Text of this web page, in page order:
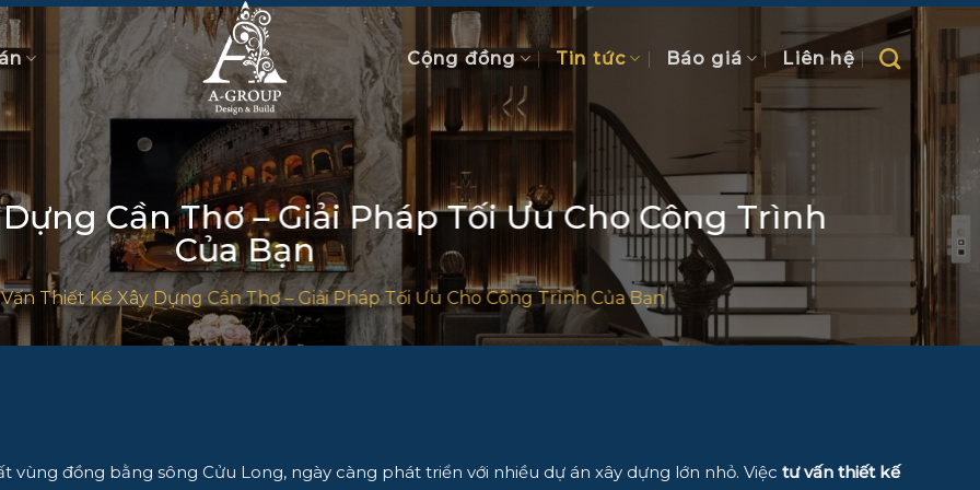
Cộng đồng Tin tức Báo giá Liên hệ
Cần Thơ – Giải Pháp Tối Ưu Cho Công Trình
Của Bạn
Thiết Kế Xây Dựng Cần Thơ – Giải Pháp Tối Ưu Cho Công Trình Của Bạn
đồng bằng sông Cửu Long, ngày càng phát triển với nhiều dự án xây dựng lớn nhỏ. Việc tư vấn thiết kế